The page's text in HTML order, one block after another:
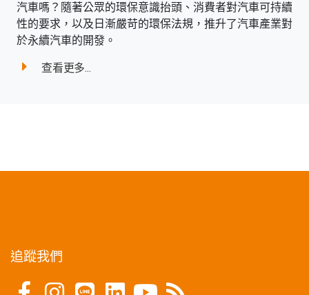
汽車嗎？隨著公眾的環保意識抬頭、消費者對汽車可持續
性的要求，以及日漸嚴苛的環保法規，推升了汽車產業對
於永續汽車的開發。
查看更多...
追蹤我們